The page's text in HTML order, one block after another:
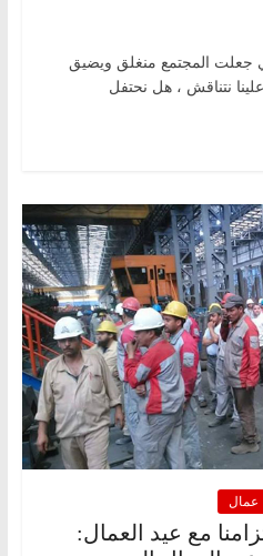
جعلت المجتمع منغلق ويضيق
نتناقش ، هل نحتفل
عمال
مع عيد العمال: